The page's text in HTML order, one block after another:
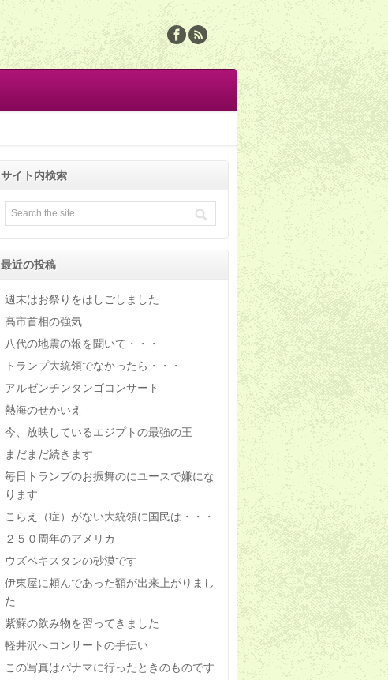
サイト内検索
最近の投稿
週末はお祭りをはしごしました
高市首相の強気
八代の地震の報を聞いて・・・
トランプ大統領でなかったら・・・
アルゼンチンタンゴコンサート
熱海のせかいえ
今、放映しているエジプトの最強の王
まだまだ続きます
毎日トランプのお振舞のにユースで嫌にな
ります
こらえ（症）がない大統領に国民は・・・
２５０周年のアメリカ
ウズベキスタンの砂漠です
伊東屋に頼んであった額が出来上がりまし
た
紫蘇の飲み物を習ってきました
軽井沢へコンサートの手伝い
この写真はパナマに行ったときのものです